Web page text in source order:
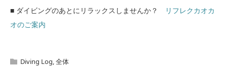
■ ダイビングのあとにリラックスしませんか？
リフレクカオカ
オのご案内
Diving Log,全体